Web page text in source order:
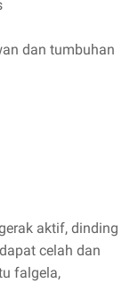
dan tumbuhan
aktif, dinding
celah dan
falgela,